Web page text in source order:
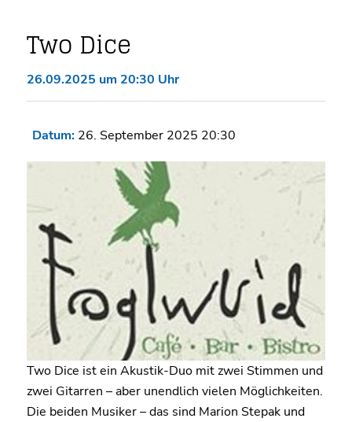
Two Dice
26.09.2025 um 20:30 Uhr
Datum: 26. September 2025 20:30
Two Dice ist ein Akustik-Duo mit zwei Stimmen und
zwei Gitarren – aber unendlich vielen Möglichkeiten.
Die beiden Musiker – das sind Marion Stepak und